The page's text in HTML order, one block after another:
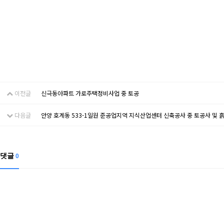
이전글 신극동아파트 가로주택정비사업 중 토공
다음글 안양 호계동 533-1일원 준공업지역 지식산업센터 신축공사 중 토공사 및
댓글 0